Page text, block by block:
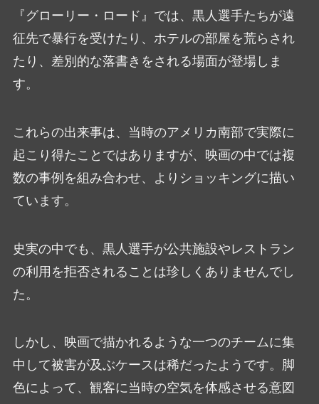
『グローリー・ロード』では、黒人選手たちが遠
征先で暴行を受けたり、ホテルの部屋を荒らされ
たり、差別的な落書きをされる場面が登場しま
す。
これらの出来事は、当時のアメリカ南部で実際に
起こり得たことではありますが、映画の中では複
数の事例を組み合わせ、よりショッキングに描い
ています。
史実の中でも、黒人選手が公共施設やレストラン
の利用を拒否されることは珍しくありませんでし
た。
しかし、映画で描かれるような一つのチームに集
中して被害が及ぶケースは稀だったようです。脚
色によって、観客に当時の空気を体感させる意図